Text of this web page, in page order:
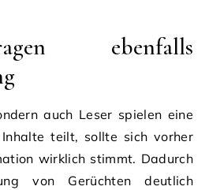
ebenfalls
auch Leser spielen eine
teilt, sollte sich vorher
wirklich stimmt. Dadurch
von Gerüchten deutlich